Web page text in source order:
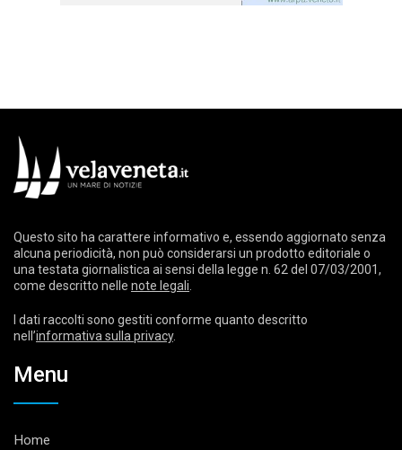
Questo sito ha carattere informativo e, essendo aggiornato senza
alcuna periodicità, non può considerarsi un prodotto editoriale o
una testata giornalistica ai sensi della legge n. 62 del 07/03/2001,
come descritto nelle note legali.
I dati raccolti sono gestiti conforme quanto descritto
nell’informativa sulla privacy.
Menu
Home